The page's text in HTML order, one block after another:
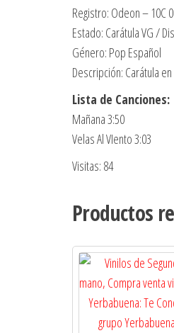
Registro: Odeon – 10C
Estado: Carátula VG /
Género: Pop Español
Descripción: Carátula
Lista de Canciones:
Mañana 3:50
Velas Al VIento 3:03
Visitas: 84
Productos